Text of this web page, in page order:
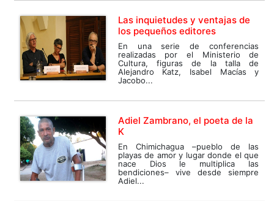
Las inquietudes y ventajas de
los pequeños editores
En una serie de conferencias
realizadas por el Ministerio de
Cultura, figuras de la talla de
Alejandro Katz, Isabel Macías y
Jacobo...
Adiel Zambrano, el poeta de la
K
En Chimichagua –pueblo de las
playas de amor y lugar donde el que
nace Dios le multiplica las
bendiciones– vive desde siempre
Adiel...